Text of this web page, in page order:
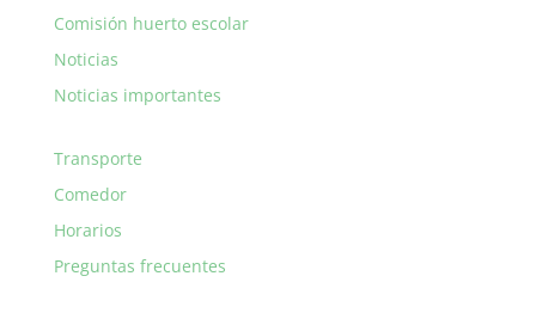
Comisión huerto escolar
Noticias
Noticias importantes
Transporte
Comedor
Horarios
Preguntas frecuentes